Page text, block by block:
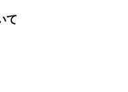
て